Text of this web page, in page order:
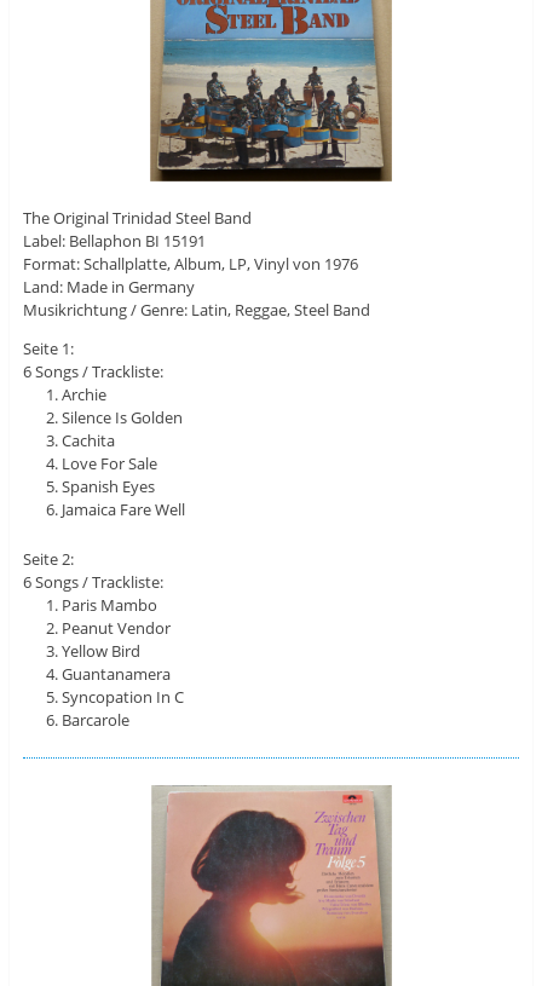
The Original Trinidad Steel Band
Label: Bellaphon BI 15191
Format: Schallplatte, Album, LP, Vinyl von 1976
Land: Made in Germany
Musikrichtung / Genre: Latin, Reggae, Steel Band
Seite 1:
6 Songs / Trackliste:
Archie
Silence Is Golden
Cachita
Love For Sale
Spanish Eyes
Jamaica Fare Well
Seite 2:
6 Songs / Trackliste:
Paris Mambo
Peanut Vendor
Yellow Bird
Guantanamera
Syncopation In C
Barcarole